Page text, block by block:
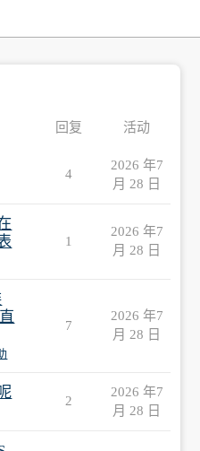
回复 活动
4
2026 年7
月 28 日
1
2026 年7
月 28 日
7
2026 年7
月 28 日
2
2026 年7
月 28 日